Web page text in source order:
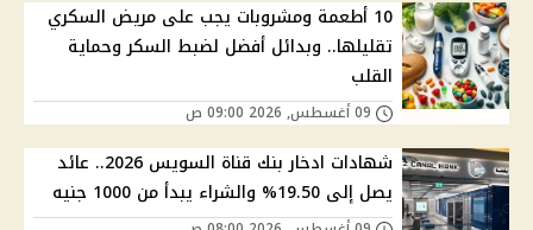
10 أطعمة ومشروبات يجب على مريض السكري
تقليلها.. وبدائل أفضل لضبط السكر وحماية
القلب
شهادات ادخار بنك قناة السويس 2026.. عائد
يصل إلى 19.50% والشراء يبدأ من 1000 جنيه